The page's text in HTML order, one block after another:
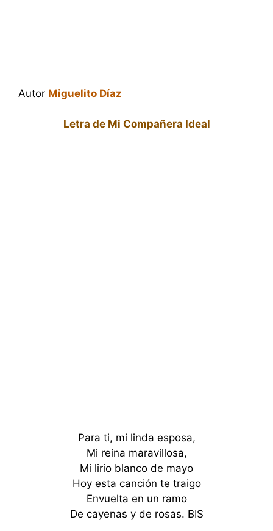
Autor Miguelito Díaz
Letra de Mi Compañera Ideal
Para ti, mi linda esposa,
Mi reina maravillosa,
Mi lirio blanco de mayo
Hoy esta canción te traigo
Envuelta en un ramo
De cayenas y de rosas. BIS